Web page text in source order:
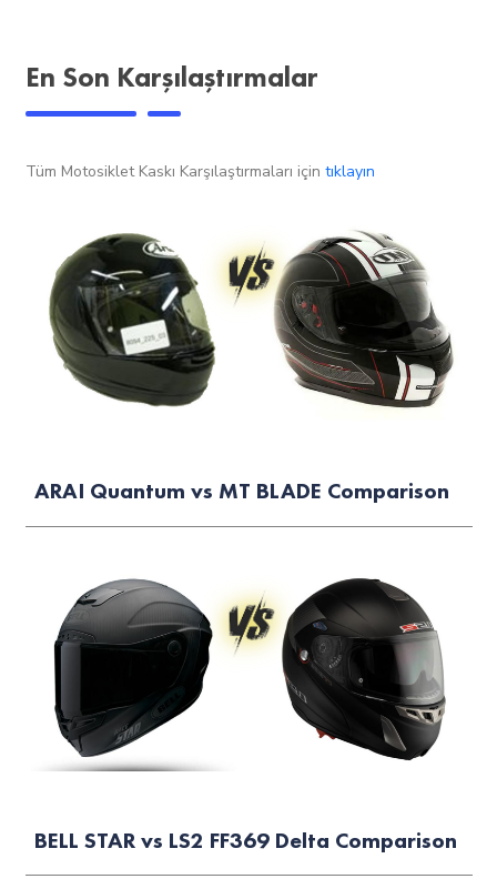
En Son Karşılaştırmalar
Tüm Motosiklet Kaskı Karşılaştırmaları için tıklayın
ARAI Quantum vs MT BLADE Comparison
BELL STAR vs LS2 FF369 Delta Comparison